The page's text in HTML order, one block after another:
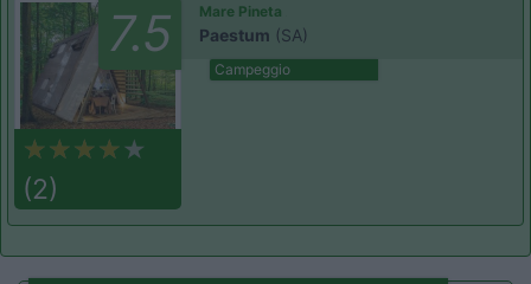
7.5
(2)
Mare Pineta
Paestum (SA)
Campeggio